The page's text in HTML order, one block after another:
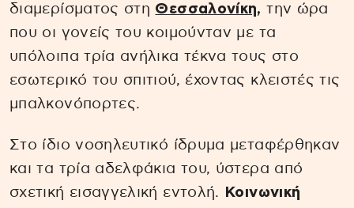
διαμερίσματος στη Θεσσαλονίκη, την ώρα
που οι γονείς του κοιμούνταν με τα
υπόλοιπα τρία ανήλικα τέκνα τους στο
εσωτερικό του σπιτιού, έχοντας κλειστές τις
μπαλκονόπορτες.
Στο ίδιο νοσηλευτικό ίδρυμα μεταφέρθηκαν
και τα τρία αδελφάκια του, ύστερα από
σχετική εισαγγελική εντολή.
Κοινωνική